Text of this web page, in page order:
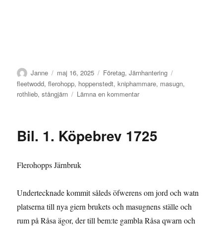
Författare
Janne
Publicerat
den
maj 16, 2025 Kategorier
Företag,Järnhantering
fleetwodd,flerohopp, hoppenstedt,kniphammare, masugn,
rothlieb,stångjärn Lämna en kommentartill
Bil. 1. Köpebrev 1725
Flerohopps Järnbruk
Undertecknade kommit såleds öfwerens om jord och watn
platserna till nya giern brukets och masugnens ställe och
rum på Råsa ägor, der till bem:te gambla Råsa qwarn och